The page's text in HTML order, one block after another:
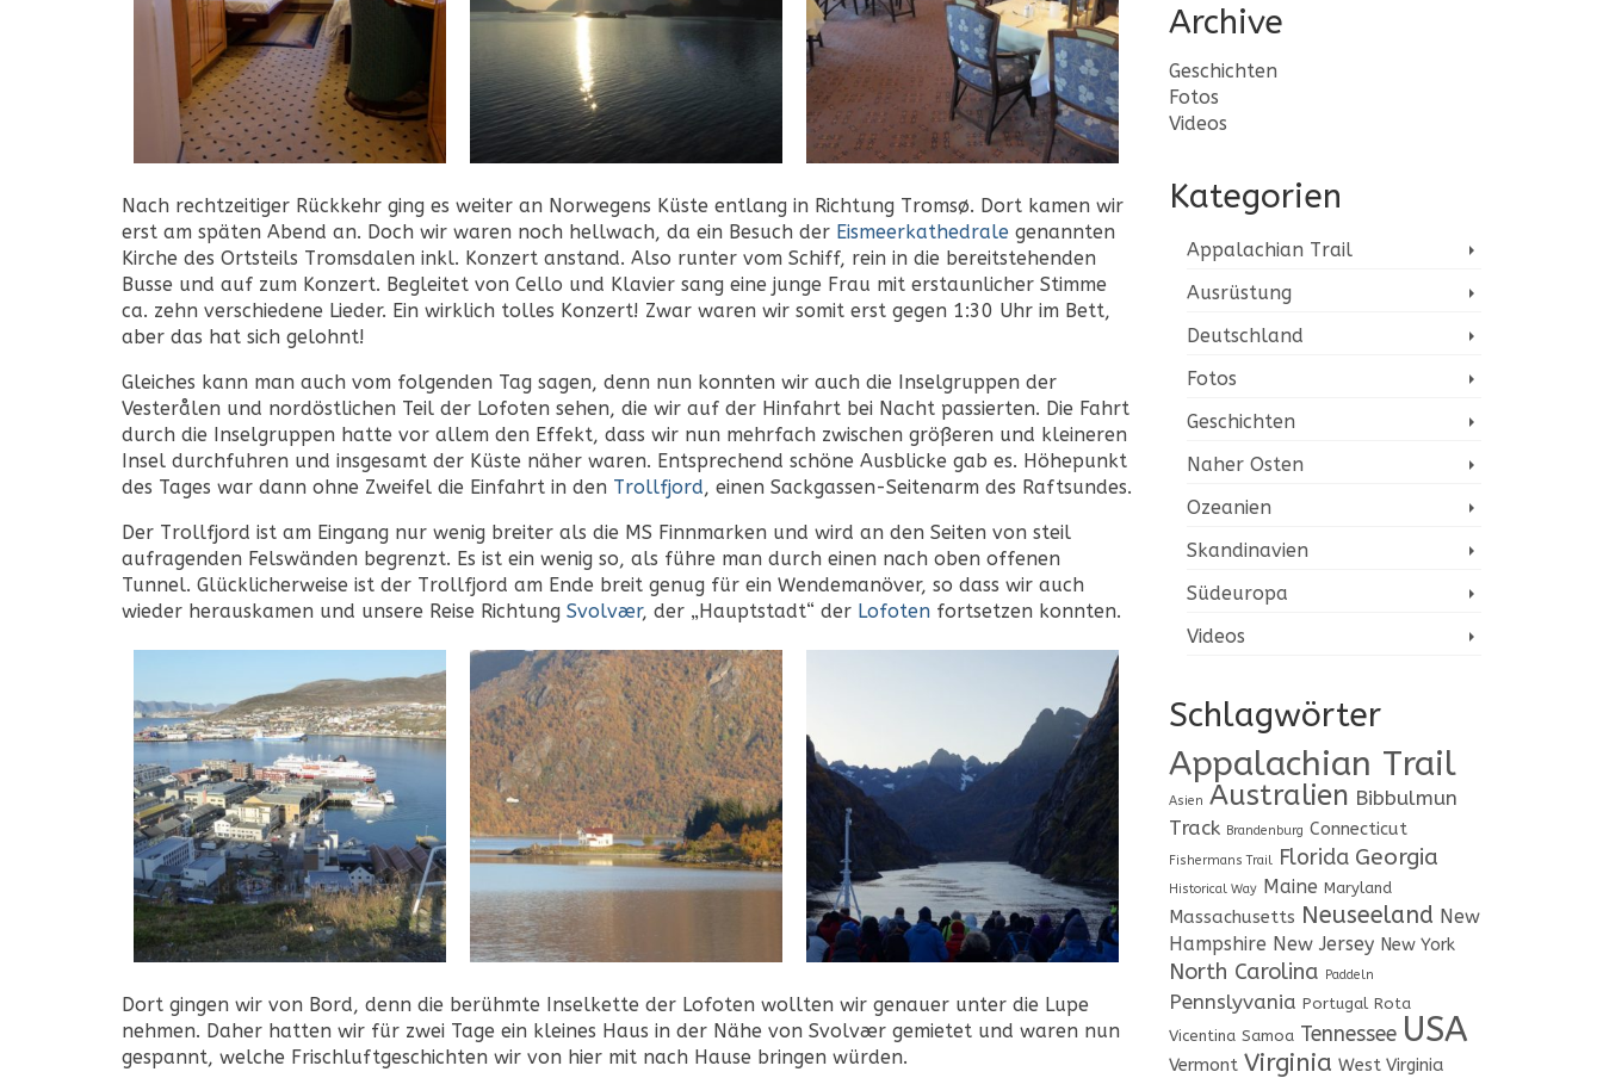
Nach rechtzeitiger Rückkehr ging es weiter an Norwegens Küste entlang in Richtung Tromsø. Dort kamen wir
erst am späten Abend an. Doch wir waren noch hellwach, da ein Besuch der Eismeerkathedrale genannten
Kirche des Ortsteils Tromsdalen inkl. Konzert anstand. Also runter vom Schiff, rein in die bereitstehenden
Busse und auf zum Konzert. Begleitet von Cello und Klavier sang eine junge Frau mit erstaunlicher Stimme
ca. zehn verschiedene Lieder. Ein wirklich tolles Konzert! Zwar waren wir somit erst gegen 1:30 Uhr im Bett,
aber das hat sich gelohnt!
Gleiches kann man auch vom folgenden Tag sagen, denn nun konnten wir auch die Inselgruppen der
Vesterålen und nordöstlichen Teil der Lofoten sehen, die wir auf der Hinfahrt bei Nacht passierten. Die Fahrt
durch die Inselgruppen hatte vor allem den Effekt, dass wir nun mehrfach zwischen größeren und kleineren
Insel durchfuhren und insgesamt der Küste näher waren. Entsprechend schöne Ausblicke gab es. Höhepunkt
des Tages war dann ohne Zweifel die Einfahrt in den Trollfjord, einen Sackgassen-Seitenarm des Raftsundes.
Der Trollfjord ist am Eingang nur wenig breiter als die MS Finnmarken und wird an den Seiten von steil
aufragenden Felswänden begrenzt. Es ist ein wenig so, als führe man durch einen nach oben offenen
Tunnel. Glücklicherweise ist der Trollfjord am Ende breit genug für ein Wendemanöver, so dass wir auch
wieder herauskamen und unsere Reise Richtung Svolvær, der „Hauptstadt“ der Lofoten fortsetzen konnten.
Dort gingen wir von Bord, denn die berühmte Inselkette der Lofoten wollten wir genauer unter die Lupe
nehmen. Daher hatten wir für zwei Tage ein kleines Haus in der Nähe von Svolvær gemietet und waren nun
gespannt, welche Frischluftgeschichten wir von hier mit nach Hause bringen würden.
Archive
Geschichten
Fotos
Videos
Kategorien
Appalachian Trail
Ausrüstung
Deutschland
Fotos
Geschichten
Naher Osten
Ozeanien
Skandinavien
Südeuropa
Videos
Schlagwörter
Appalachian Trail
Asien Australien Bibbulmun
Track Brandenburg Connecticut
Fishermans Trail Florida Georgia
Historical Way Maine Maryland
Massachusetts Neuseeland New
Hampshire New Jersey New York
North Carolina Paddeln
Pennslyvania Portugal Rota
Vicentina Samoa Tennessee USA
Vermont Virginia West Virginia